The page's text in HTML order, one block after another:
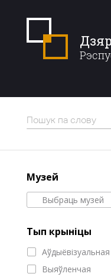
Музей
Выбраць музей
Тып крыніцы
Аўдыёвізуальная
Выяўленчая